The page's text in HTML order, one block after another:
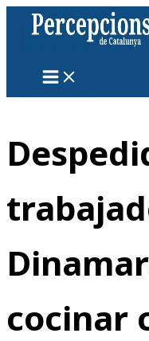
contenido
cocinar